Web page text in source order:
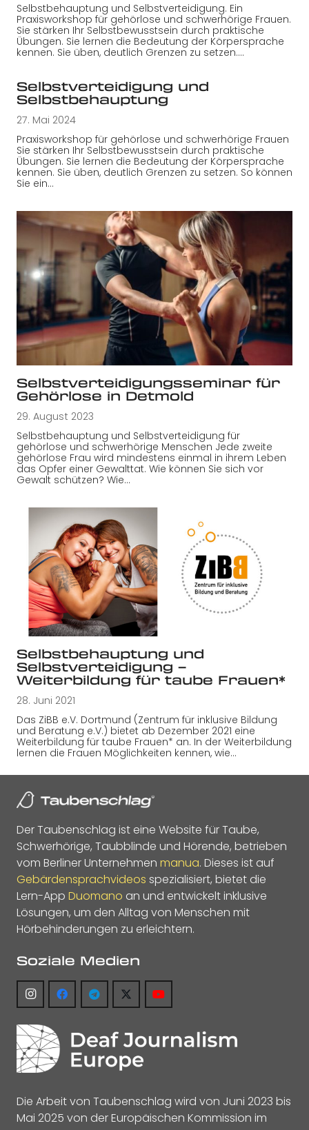
Selbstbehauptung und Selbstverteidigung. Ein
Praxisworkshop für gehörlose und schwerhörige Frauen.
Sie stärken Ihr Selbstbewusstsein durch praktische
Übungen. Sie lernen die Bedeutung der Körpersprache
kennen. Sie üben, deutlich Grenzen zu setzen.…
Selbstverteidigung und
Selbstbehauptung
27. Mai 2024
Praxisworkshop für gehörlose und schwerhörige Frauen
Sie stärken Ihr Selbstbewusstsein durch praktische
Übungen. Sie lernen die Bedeutung der Körpersprache
kennen. Sie üben, deutlich Grenzen zu setzen. So können
Sie ein…
Selbstverteidigungsseminar für
Gehörlose in Detmold
29. August 2023
Selbstbehauptung und Selbstverteidigung für
gehörlose und schwerhörige Menschen Jede zweite
gehörlose Frau wird mindestens einmal in ihrem Leben
das Opfer einer Gewalttat. Wie können Sie sich vor
Gewalt schützen? Wie…
Selbstbehauptung und
Selbstverteidigung –
Weiterbildung für taube Frauen*
28. Juni 2021
Das ZiBB e.V. Dortmund (Zentrum für inklusive Bildung
und Beratung e.V.) bietet ab Dezember 2021 eine
Weiterbildung für taube Frauen* an. In der Weiterbildung
lernen die Frauen Möglichkeiten kennen, wie…
Der Taubenschlag ist eine Website für Taube,
Schwerhörige, Taubblinde und Hörende, betrieben
vom Berliner Unternehmen manua. Dieses ist auf
Gebärdensprachvideos spezialisiert, bietet die
Lern-App Duomano an und entwickelt inklusive
Lösungen, um den Alltag von Menschen mit
Hörbehinderungen zu erleichtern.
Soziale Medien
Die Arbeit von Taubenschlag wird von Juni 2023 bis
Mai 2025 von der Europäischen Kommission im